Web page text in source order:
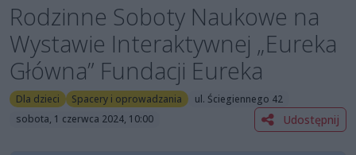
Rodzinne Soboty Naukowe na
Wystawie Interaktywnej „Eureka
Główna” Fundacji Eureka
Dla dzieci Spacery i oprowadzania
ul. Ściegiennego 42
sobota, 1 czerwca 2024, 10:00
Udostępnij